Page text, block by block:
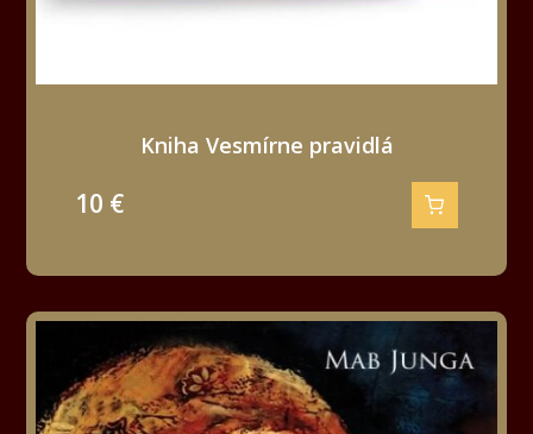
Kniha Vesmírne pravidlá
10 €